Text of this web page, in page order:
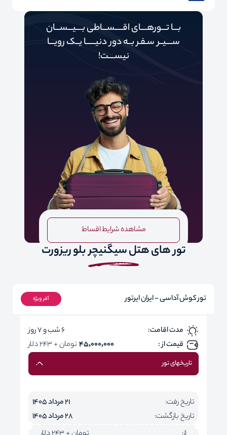
بـــا تـــورهــــای اقـــــســـاطی بــــیـــســـان
ســــیــر سـفـر بــه دور‌‌‌‌ دنیـــــ‌‌ـا یــک رویـــا
نیســــت!
مشاهده شرایط اقساط
تور های هتل سیگنیچر بلو ریزورت
تور کوش آداسی - ایران ایرتور آفر ویژه
مدت اقامت:
6 شب و 7 روز
قیمت از :
45,000,000 تومان + 243 دلار
تاریخهای تور
تاریخ رفت:
21 مرداد 1405
تاریخ بازگشت:
28 مرداد 1405